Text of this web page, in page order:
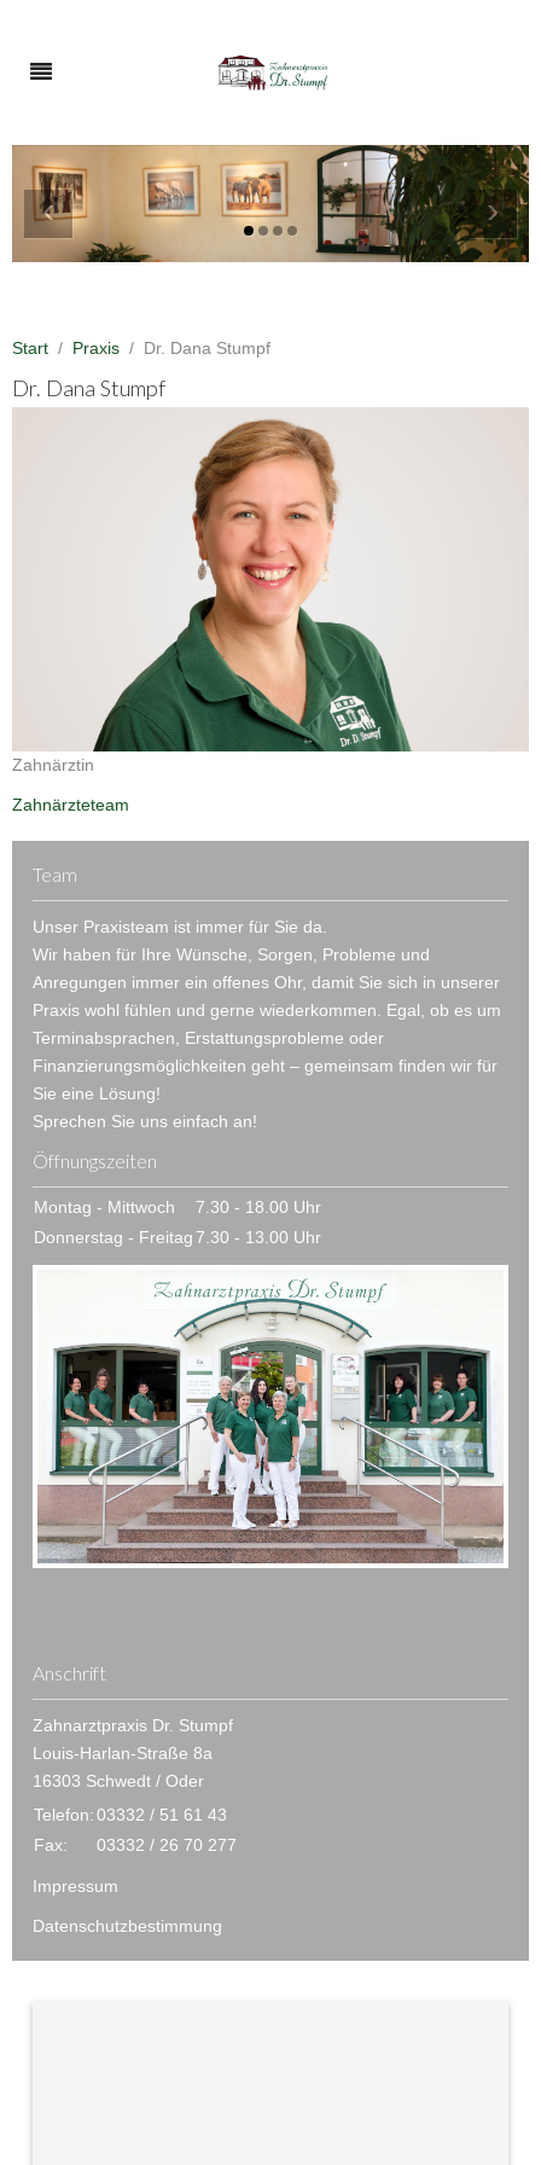
›
‹
Start Praxis Dr. Dana Stumpf
Dr. Dana Stumpf
Zahnärztin
Zahnärzteteam
Team
Unser Praxisteam ist immer für Sie da.
Wir haben für Ihre Wünsche, Sorgen, Probleme und
Anregungen immer ein offenes Ohr, damit Sie sich in unserer
Praxis wohl fühlen und gerne wiederkommen. Egal, ob es um
Terminabsprachen, Erstattungsprobleme oder
Finanzierungsmöglichkeiten geht – gemeinsam finden wir für
Sie eine Lösung!
Sprechen Sie uns einfach an!
Öffnungszeiten
Montag - Mittwoch
7.30 - 18.00 Uhr
Donnerstag - Freitag 7.30 - 13.00 Uhr
Anschrift
Zahnarztpraxis Dr. Stumpf
Louis-Harlan-Straße 8a
16303 Schwedt / Oder
Telefon:03332 / 51 61 43
Fax:
03332 / 26 70 277
Impressum
Datenschutzbestimmung